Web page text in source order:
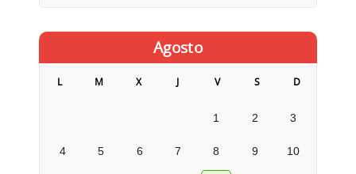
Agosto
L M X J V S D
1 2 3
4 5 6 7 8 9 10